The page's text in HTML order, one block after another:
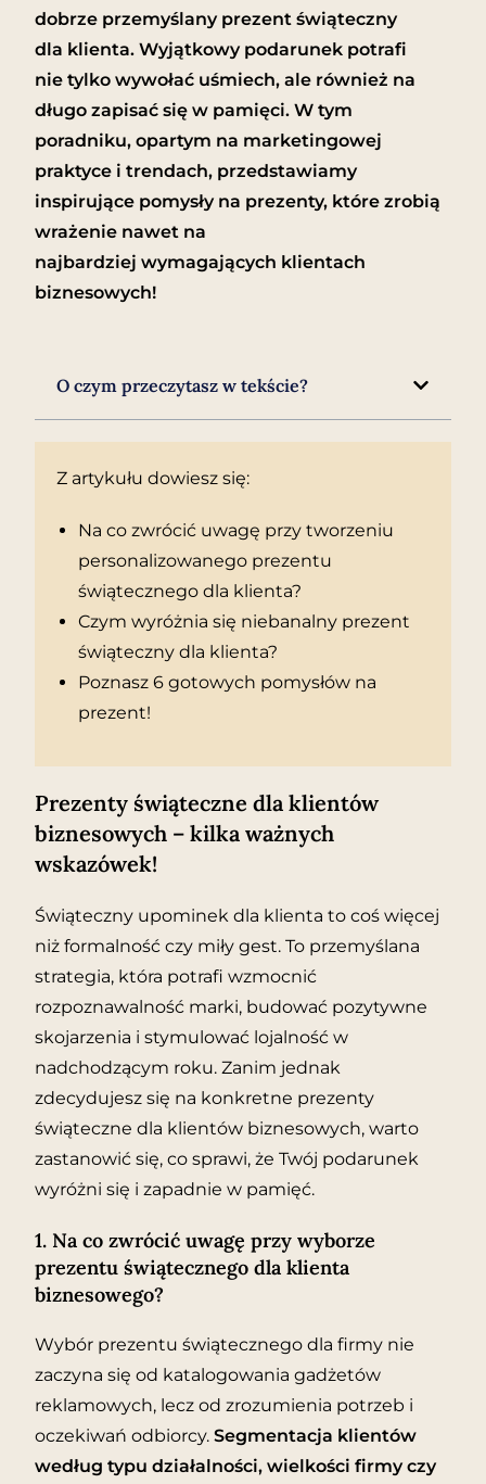
dobrze przemyślany prezent świąteczny
dla klienta. Wyjątkowy podarunek potrafi
nie tylko wywołać uśmiech, ale również na
długo zapisać się w pamięci. W tym
poradniku, opartym na marketingowej
praktyce i trendach, przedstawiamy
inspirujące pomysły na prezenty, które zrobią
wrażenie nawet na
najbardziej wymagających klientach
biznesowych!
O czym przeczytasz w tekście?
Z artykułu dowiesz się:
Na co zwrócić uwagę przy tworzeniu
personalizowanego prezentu
świątecznego dla klienta?
Czym wyróżnia się niebanalny prezent
świąteczny dla klienta?
Poznasz 6 gotowych pomysłów na
prezent!
Prezenty świąteczne dla klientów
biznesowych – kilka ważnych
wskazówek!
Świąteczny upominek dla klienta to coś więcej
niż formalność czy miły gest. To przemyślana
strategia, która potrafi wzmocnić
rozpoznawalność marki, budować pozytywne
skojarzenia i stymulować lojalność w
nadchodzącym roku. Zanim jednak
zdecydujesz się na konkretne prezenty
świąteczne dla klientów biznesowych, warto
zastanowić się, co sprawi, że Twój podarunek
wyróżni się i zapadnie w pamięć.
1. Na co zwrócić uwagę przy wyborze
prezentu świątecznego dla klienta
biznesowego?
Wybór prezentu świątecznego dla firmy nie
zaczyna się od katalogowania gadżetów
reklamowych, lecz od zrozumienia potrzeb i
oczekiwań odbiorcy.Segmentacja klientów
według typu działalności, wielkości firmy czy